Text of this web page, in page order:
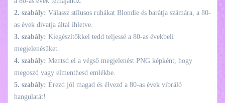
2. szabály: Válassz stílusos ruhákat Blondie és barátja számára, a 80-
as évek divatja által ihletve.
3. szabály: Kiegészítőkkel tedd teljessé a 80-as évekbeli
megjelenésüket.
4. szabály: Mentsd el a végső megjelenést PNG képként, hogy
megoszd vagy elmenthesd emlékbe.
5. szabály: Érezd jól magad és élvezd a 80-as évek vibráló
hangulatát!